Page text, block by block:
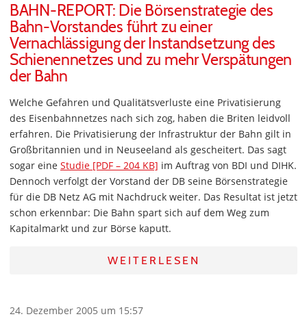
BAHN-REPORT: Die Börsenstrategie des
Bahn-Vorstandes führt zu einer
Vernachlässigung der Instandsetzung des
Schienennetzes und zu mehr Verspätungen
der Bahn
Welche Gefahren und Qualitätsverluste eine Privatisierung
des Eisenbahnnetzes nach sich zog, haben die Briten leidvoll
erfahren. Die Privatisierung der Infrastruktur der Bahn gilt in
Großbritannien und in Neuseeland als gescheitert. Das sagt
sogar eine Studie [PDF – 204 KB] im Auftrag von BDI und DIHK.
Dennoch verfolgt der Vorstand der DB seine Börsenstrategie
für die DB Netz AG mit Nachdruck weiter. Das Resultat ist jetzt
schon erkennbar: Die Bahn spart sich auf dem Weg zum
Kapitalmarkt und zur Börse kaputt.
WEITERLESEN
24. Dezember 2005 um 15:57